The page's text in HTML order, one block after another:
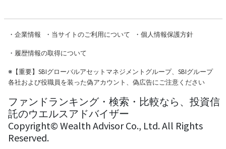
・ 企業情報 ・ 当サイトのご利用について ・ 個人情報保護方針
・ 履歴情報の取得について
※【重要】SBIグローバルアセットマネジメントグループ、SBIグループ
各社および役職員を装った偽アカウント、偽広告にご注意ください
ファンドランキング・検索・比較なら、投資信
託のウエルスアドバイザー
Copyright© Wealth Advisor Co., Ltd. All Rights
Reserved.